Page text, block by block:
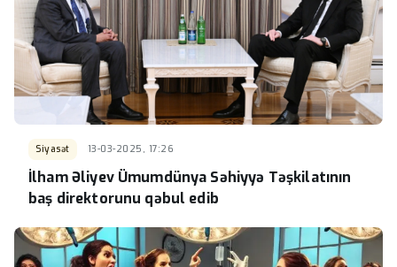
Siyasət 13-03-2025, 17:26
İlham Əliyev Ümumdünya Səhiyyə Təşkilatının
baş direktorunu qəbul edib